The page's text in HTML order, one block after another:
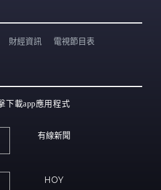
財經資訊 電視節目表
下載app應用程式
有線新聞
HOY